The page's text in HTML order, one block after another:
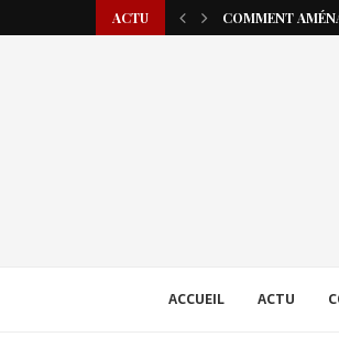
ACTU COMMENT
ACCUEIL ACTU